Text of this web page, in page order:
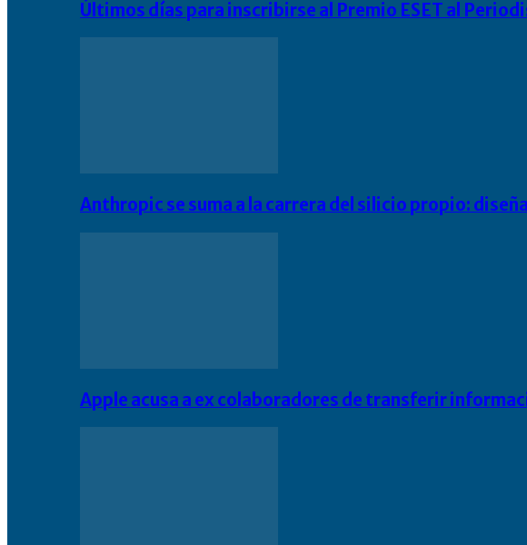
Últimos días para inscribirse al Premio ESET al
Anthropic se suma a la carrera del silicio propio:
Apple acusa a ex colaboradores de transferir